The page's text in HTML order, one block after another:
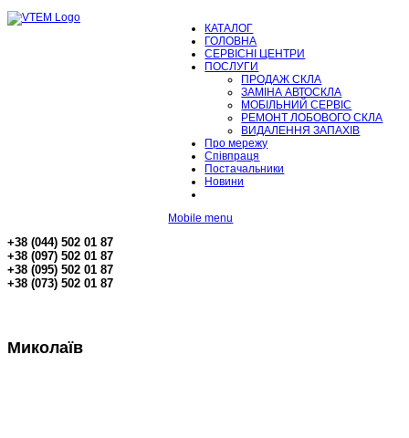
КАТАЛОГ
ГОЛОВНА
СЕРВІСНІ ЦЕНТРИ
ПОСЛУГИ
ПРОДАЖ СКЛА
ЗАМІНА АВТОСКЛА
МОБІЛЬНИЙ СЕРВІС
РЕМОНТ ЛОБОВОГО СКЛА
ВИДАЛЕННЯ ЗАПАХІВ
Про мережу
Співпраця
Постачальники
Новини
Mobile menu
+38 (044) 502 01 87
+38 (097) 502 01 87
+38 (095) 502 01 87
+38 (073) 502 01 87
Миколаїв